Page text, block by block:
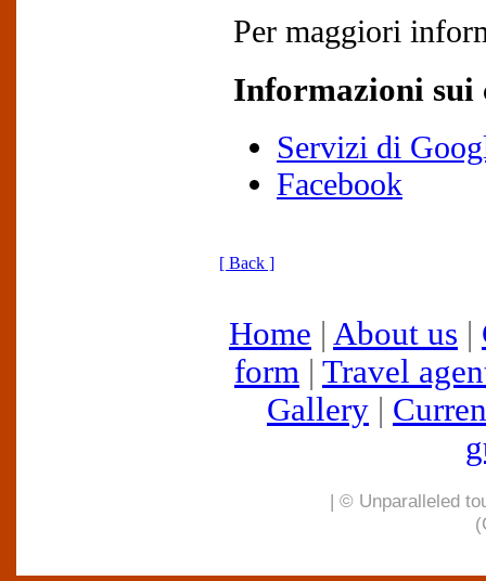
Per maggiori
Informazioni sui
Servizi di
Facebook
[ Back ]
Home About us
form
Travel
Gallery
| © Unparalleled